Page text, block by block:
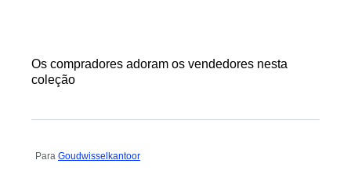
Os compradores adoram os vendedores nesta
coleção
Para Goudwisselkantoor